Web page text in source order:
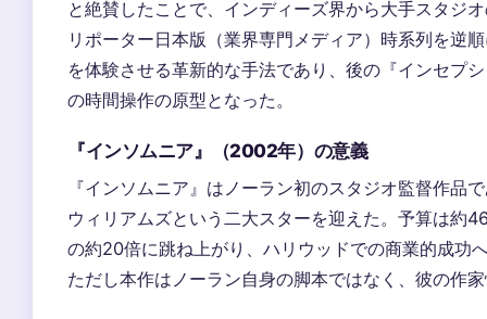
と絶賛したことで、インディーズ界から大手スタジ
リポーター日本版（業界専門メディア）時系列を逆
を体験させる革新的な手法であり、後の『インセプ
の時間操作の原型となった。
『インソムニア』（2002年）の意義
『インソムニア』はノーラン初のスタジオ監督作品
ウィリアムズという二大スターを迎えた。予算は約
の約20倍に跳ね上がり、ハリウッドでの商業的成功
ただし本作はノーラン自身の脚本ではなく、彼の作